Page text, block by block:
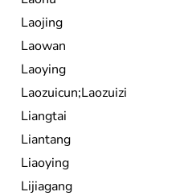
Laojing
Laowan
Laoying
Laozuicun;Laozuizi
Liangtai
Liantang
Liaoying
Lijiagang